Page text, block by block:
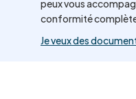
peux vous
conformité
Je veux des